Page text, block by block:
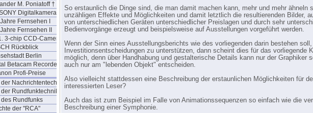
M. Poniatoff †
Digitalkamera
Fernsehen I
Fernsehen II
3-chip CCD-Camera
Rückblick
Berlin
Betacam Recorder
Profi-Preise
Nachrichtentechnik
Rundfunktechnik
Rundfunks
der "RCA"
So erstaunlich die Dinge sind, die man damit machen kann, mehr und mehr ähneln
unzähligen Effekte und Möglichkeiten und damit letztlich die resultierenden Bilder,
von unterschiedlichen Geräten unterschiedlicher Preislagen und durch sehr
Bedienvorgänge erzeugt und beispielsweise auf Ausstellungen vorgeführt werden.
Wenn der Sinn eines Ausstellungsberichts wie des vorliegenden darin bestehen
Investitionsentscheidungen zu unterstützen, dann scheint dies für das vorliegende
möglich, denn über Handhabung und gestalterische Details kann nur der Graphiker
auch nur am "lebenden Objekt" entscheiden.
Also vielleicht stattdessen eine Beschreibung der erstaunlichen Möglichkeiten für
interessierten Leser?
Auch das ist zum Beispiel im Falle von Animationssequenzen so einfach wie die
Beschreibung einer Symphonie.